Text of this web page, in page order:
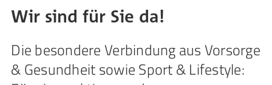
Wir sind für Sie da!
Die besondere Verbindung aus Vorsorge
& Gesundheit sowie Sport & Lifestyle: